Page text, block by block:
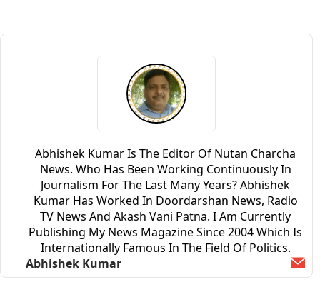
Abhishek Kumar Is The Editor Of Nutan Charcha
News. Who Has Been Working Continuously In
Journalism For The Last Many Years? Abhishek
Kumar Has Worked In Doordarshan News, Radio
TV News And Akash Vani Patna. I Am Currently
Publishing My News Magazine Since 2004 Which Is
Internationally Famous In The Field Of Politics.
Abhishek Kumar